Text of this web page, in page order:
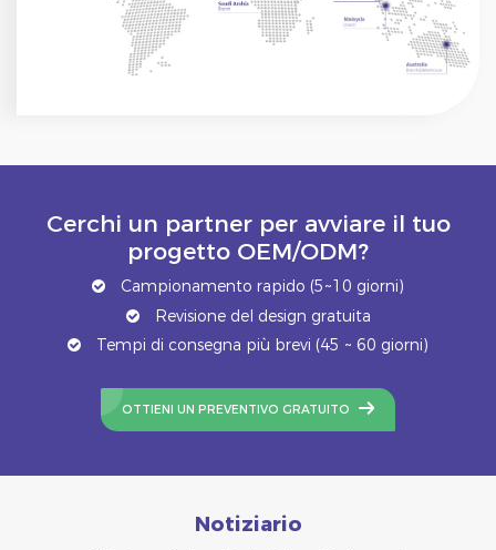
Cerchi un partner per avviare il tuo
progetto OEM/ODM?
Campionamento rapido (5~10 giorni)
Revisione del design gratuita
Tempi di consegna più brevi (45 ~ 60 giorni)
OTTIENI UN PREVENTIVO GRATUITO
Notiziario